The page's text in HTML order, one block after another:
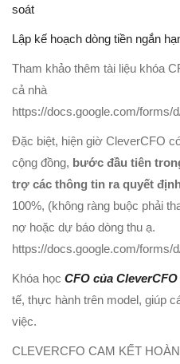
soát
Lập kế hoạch dòng tiền ngắn
Tham khảo thêm tài liệu khóa
cả nhà
https://docs.google.com/forms/
Đặc biệt, hiện giờ CleverCFO
cộng đồng, bước đầu tiên
trợ các thông tin ra quyết
100%, (không ràng buộc phải
nợ hoặc dự báo dòng thu ạ.
https://docs.google.com/forms/
Khóa học CFO của CleverCFO
tế, thực hành trên model, giúp
việc.
CLEVERCFO CAM KẾT